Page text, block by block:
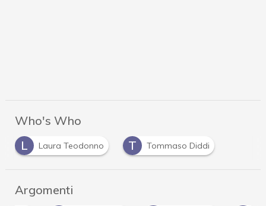
Who's Who
L
Laura Teodonno T Tommaso Diddi
Argomenti